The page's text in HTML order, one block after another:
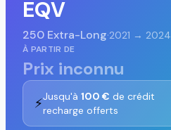
EQV
250 Extra-Long·2021 → 2024
À PARTIR DE
Prix inconnu
⚡Jusqu'à 100 € de crédit
recharge offerts